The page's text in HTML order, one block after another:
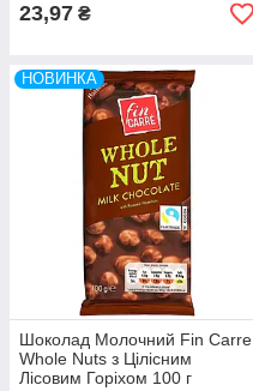
23,97 ₴
НОВИНКА
Шоколад Молочний Fin Carre
Whole Nuts з Цілісним
Лісовим Горіхом 100 г